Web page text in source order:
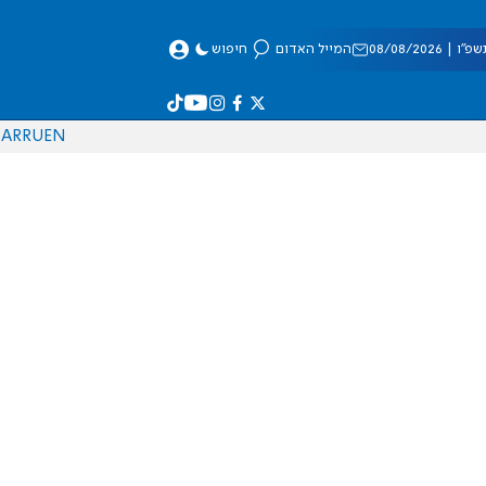
08/2026 המייל האדום חיפוש
EN
RU
AR